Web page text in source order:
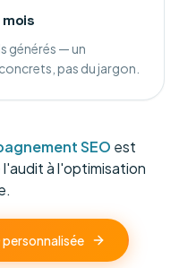
générés — un
pas du jargon.
SEO est
à l'optimisation